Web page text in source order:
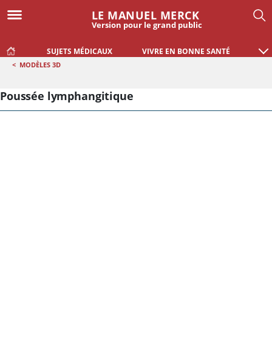
LE MANUEL MERCK
Version pour le grand public
SUJETS MÉDICAUX VIVRE EN BONNE SANTÉ
< MODÈLES 3D
Poussée lymphangitique